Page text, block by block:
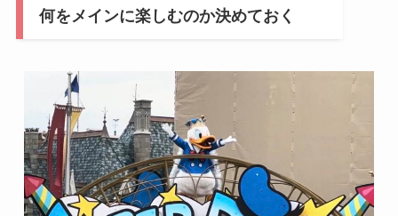
何をメインに楽しむのか決めておく